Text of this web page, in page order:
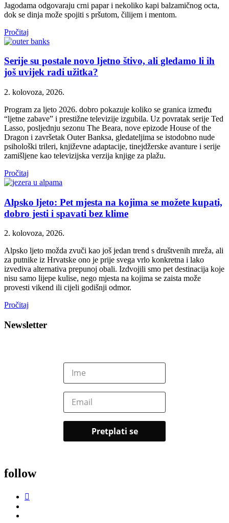
Jagodama odgovaraju crni papar i nekoliko kapi balzamičnog octa,
dok se dinja može spojiti s pršutom, čilijem i mentom.
Pročitaj
Serije su postale novo ljetno štivo, ali gledamo li ih
još uvijek radi užitka?
2. kolovoza, 2026.
Program za ljeto 2026. dobro pokazuje koliko se granica između
“ljetne zabave” i prestižne televizije izgubila. Uz povratak serije Ted
Lasso, posljednju sezonu The Beara, nove epizode House of the
Dragon i završetak Outer Banksa, gledateljima se istodobno nude
psihološki trileri, književne adaptacije, tinejdžerske avanture i serije
zamišljene kao televizijska verzija knjige za plažu.
Pročitaj
Alpsko ljeto: Pet mjesta na kojima se možete kupati,
dobro jesti i spavati bez klime
2. kolovoza, 2026.
Alpsko ljeto možda zvuči kao još jedan trend s društvenih mreža, ali
za putnike iz Hrvatske ono je prije svega vrlo konkretna i lako
izvediva alternativa prepunoj obali. Izdvojili smo pet destinacija koje
nisu samo lijepe kulise, nego mjesta na kojima se zaista može
provesti vikend ili cijeli godišnji odmor.
Pročitaj
Newsletter
follow